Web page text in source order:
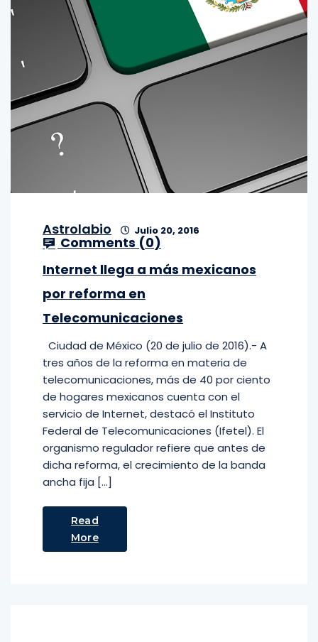
Astrolabio Julio 20, 2016
Comments (0)
Internet llega a más mexicanos
por reforma en
Telecomunicaciones
Ciudad de México (20 de julio de 2016).- A
tres años de la reforma en materia de
telecomunicaciones, más de 40 por ciento
de hogares mexicanos cuenta con el
servicio de Internet, destacó el Instituto
Federal de Telecomunicaciones (Ifetel). El
organismo regulador refiere que antes de
dicha reforma, el crecimiento de la banda
ancha fija […]
Read
More